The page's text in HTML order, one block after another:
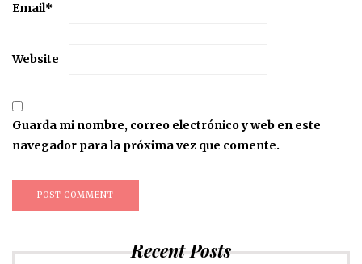
Email*
Website
Guarda mi nombre, correo electrónico y web en este
navegador para la próxima vez que comente.
Recent Posts